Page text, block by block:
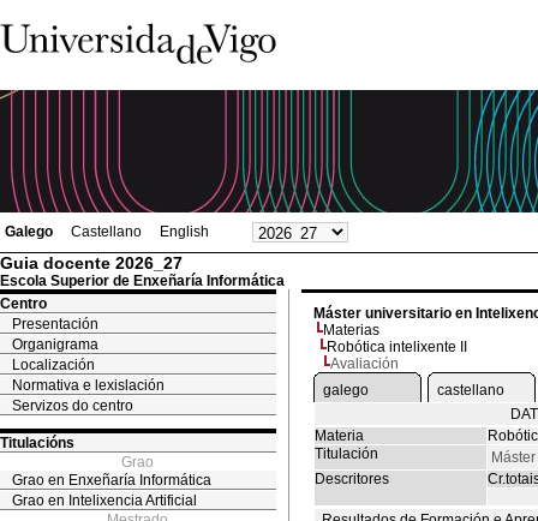
Galego Castellano English
Guia docente 2026_27
Escola Superior de Enxeñaría Informática
Centro
Presentación
Organigrama
Localización
Normativa e lexislación
Servizos do centro
Titulacións
Grao
Grao en Enxeñaría Informática
Grao en Intelixencia Artificial
Máster universitario en
Materias
Robótica intelixente II
Avaliación
galego
castellano
Materia
Titulación
Descritores